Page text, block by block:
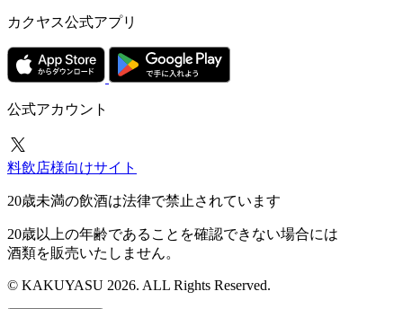
カクヤス公式アプリ
公式アカウント
料飲店様向けサイト
20歳未満の飲酒は法律で禁止されています
20歳以上の年齢であることを確認できない場合には
酒類を販売いたしません。
© KAKUYASU 2026. ALL Rights Reserved.